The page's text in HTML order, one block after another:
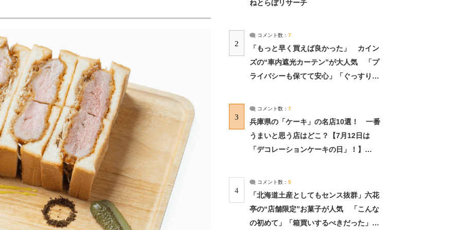
ねとらぼリサーチ
2
コメント数： 7
「もっと早く買えば良かった」 カイン
ズの“車内遮光カーテン”が大人気 「プ
ライバシーも保てて安心」「ぐっすり眠
3
コメント数： 7
兵庫県の「ケーキ」の名店10選！ 一番
うまいと思う店はどこ？【7月12日は
「デコレーションケーキの日」！】
4
コメント数： 5
「北海道土産としてもセンス抜群」六花
亭の“店舗限定”お菓子が人気 「こんな
の初めて」「箱買いするべきだった」